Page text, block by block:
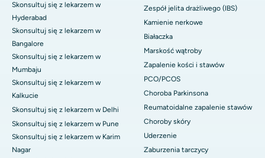
Skonsultuj się z lekarzem w
Hyderabad
Skonsultuj się z lekarzem w
Bangalore
Skonsultuj się z lekarzem w
Mumbaju
Skonsultuj się z lekarzem w
Kalkucie
Skonsultuj się z lekarzem w Delhi
Skonsultuj się z lekarzem w Pune
Skonsultuj się z lekarzem w Karim
Nagar
Zespół jelita drażliwego (IBS)
Kamienie nerkowe
Białaczka
Marskość wątroby
Zapalenie kości i stawów
PCO/PCOS
Choroba Parkinsona
Reumatoidalne zapalenie stawów
Choroby skóry
Uderzenie
Zaburzenia tarczycy